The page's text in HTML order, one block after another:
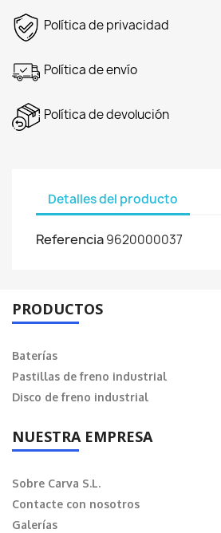
Política de privacidad
Política de envío
Política de devolución
Detalles del producto
Referencia9620000037
PRODUCTOS
Baterías
Pastillas de freno industrial
Disco de freno industrial
NUESTRA EMPRESA
Sobre Carva S.L.
Contacte con nosotros
Galerías